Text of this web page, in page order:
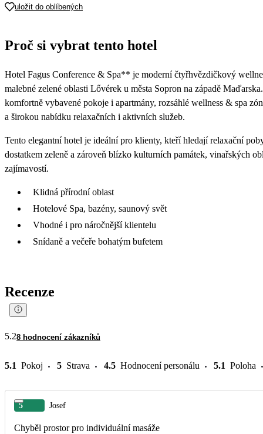
uložit do oblíbených
Proč si vybrat tento hotel
Hotel Fagus Conference & Spa** je moderní čtyřhvězdičkový
malebné zelené oblasti Lővérek u města Sopron na západě
komfortně vybavené pokoje i apartmány, rozsáhlé wellness & spa
a širokou nabídku relaxačních i aktivních služeb.
Tento elegantní hotel je ideální pro klienty, kteří hledají relaxační
dostatkem zeleně a zároveň blízko kulturních památek, vinařských
zajímavostí.
Klidná přírodní oblast
Hotelové Spa, bazény, saunový svět
Vhodné i pro náročnější klientelu
Snídaně a večeře bohatým bufetem
Recenze
5.28 hodnocení zákazníků
5.1 Pokoj 5 Strava 4.5 Hodnocení personálu 5.1 Poloha
5 Josef
Chyběl prostor pro individuální masáže